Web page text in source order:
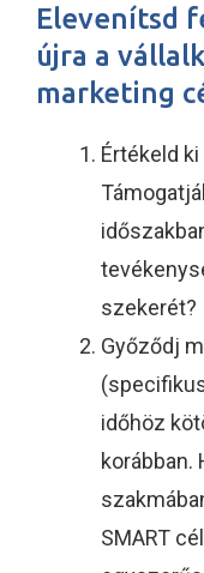
Elevenítsd
újra a
marketing
Értékeld
szekerét?
Győződj
időhöz
korábban.
SMART